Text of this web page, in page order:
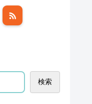
検索